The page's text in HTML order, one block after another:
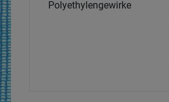
Polyethylengewirke